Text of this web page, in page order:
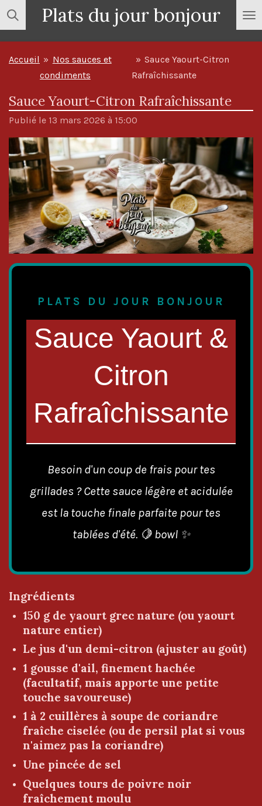
Passer
au
contenu
principal
Plats du jour bonjour
Accueil » Nos sauces et
condiments
» Sauce Yaourt-Citron
Rafraîchissante
Sauce Yaourt-Citron Rafraîchissante
Publié le 13 mars 2026 à 15:00
PLATS DU JOUR BONJOUR
Sauce Yaourt &
Citron
Rafraîchissante
Besoin d'un coup de frais pour tes
grillades ? Cette sauce légère et acidulée
est la touche finale parfaite pour tes
tablées d'été. 🍋 bowl ✨
Ingrédients
150 g de yaourt grec nature (ou yaourt
nature entier)
Le jus d'un demi-citron (ajuster au goût)
1 gousse d'ail, finement hachée
(facultatif, mais apporte une petite
touche savoureuse)
1 à 2 cuillères à soupe de coriandre
fraîche ciselée (ou de persil plat si vous
n'aimez pas la coriandre)
Une pincée de sel
Quelques tours de poivre noir
fraîchement moulu